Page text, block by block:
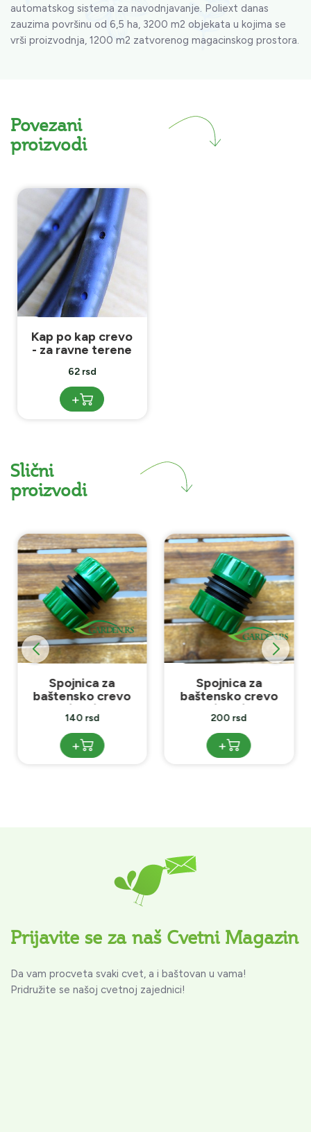
automatskog sistema za navodnjavanje. Poliext danas
zauzima površinu od 6,5 ha, 3200 m2 objekata u kojima se
vrši proizvodnja, 1200 m2 zatvorenog magacinskog prostora.
Povezani
proizvodi
Kap po kap crevo
- za ravne terene
62 rsd
+
Slični
proizvodi
Spojnica za
baštensko crevo
1/2x1/2
140 rsd
+
Spojnica za
baštensko crevo
3/4x3/4
200 rsd
+
Prijavite se za naš Cvetni Magazin
Da vam procveta svaki cvet, a i baštovan u vama!
Pridružite se našoj cvetnoj zajednici!